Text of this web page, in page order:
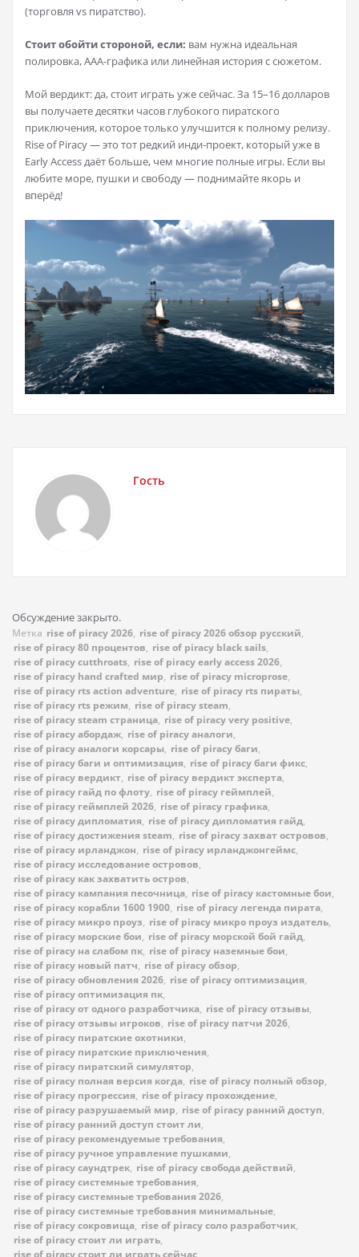
(торговля vs пиратство).
Стоит обойти стороной, если: вам нужна идеальная
полировка, AAA-графика или линейная история с сюжетом.
Мой вердикт: да, стоит играть уже сейчас. За 15–16 долларов
вы получаете десятки часов глубокого пиратского
приключения, которое только улучшится к полному релизу.
Rise of Piracy — это тот редкий инди-проект, который уже в
Early Access даёт больше, чем многие полные игры. Если вы
любите море, пушки и свободу — поднимайте якорь и
вперёд!
Гость
Обсуждение закрыто.
Метка rise of piracy 2026, rise of piracy 2026 обзор русский,
rise of piracy 80 процентов, rise of piracy black sails,
rise of piracy cutthroats, rise of piracy early access 2026,
rise of piracy hand crafted мир, rise of piracy microprose,
rise of piracy rts action adventure, rise of piracy rts пираты,
rise of piracy rts режим, rise of piracy steam,
rise of piracy steam страница, rise of piracy very positive,
rise of piracy абордаж, rise of piracy аналоги,
rise of piracy аналоги корсары, rise of piracy баги,
rise of piracy баги и оптимизация, rise of piracy баги фикс,
rise of piracy вердикт, rise of piracy вердикт эксперта,
rise of piracy гайд по флоту, rise of piracy геймплей,
rise of piracy геймплей 2026, rise of piracy графика,
rise of piracy дипломатия, rise of piracy дипломатия гайд,
rise of piracy достижения steam, rise of piracy захват островов,
rise of piracy ирланджон, rise of piracy ирланджонгеймс,
rise of piracy исследование островов,
rise of piracy как захватить остров,
rise of piracy кампания песочница, rise of piracy кастомные бои,
rise of piracy корабли 1600 1900, rise of piracy легенда пирата,
rise of piracy микро проуз, rise of piracy микро проуз издатель,
rise of piracy морские бои, rise of piracy морской бой гайд,
rise of piracy на слабом пк, rise of piracy наземные бои,
rise of piracy новый патч, rise of piracy обзор,
rise of piracy обновления 2026, rise of piracy оптимизация,
rise of piracy оптимизация пк,
rise of piracy от одного разработчика, rise of piracy отзывы,
rise of piracy отзывы игроков, rise of piracy патчи 2026,
rise of piracy пиратские охотники,
rise of piracy пиратские приключения,
rise of piracy пиратский симулятор,
rise of piracy полная версия когда, rise of piracy полный обзор,
rise of piracy прогрессия, rise of piracy прохождение,
rise of piracy разрушаемый мир, rise of piracy ранний доступ,
rise of piracy ранний доступ стоит ли,
rise of piracy рекомендуемые требования,
rise of piracy ручное управление пушками,
rise of piracy саундтрек, rise of piracy свобода действий,
rise of piracy системные требования,
rise of piracy системные требования 2026,
rise of piracy системные требования минимальные,
rise of piracy сокровища, rise of piracy соло разработчик,
rise of piracy стоит ли играть,